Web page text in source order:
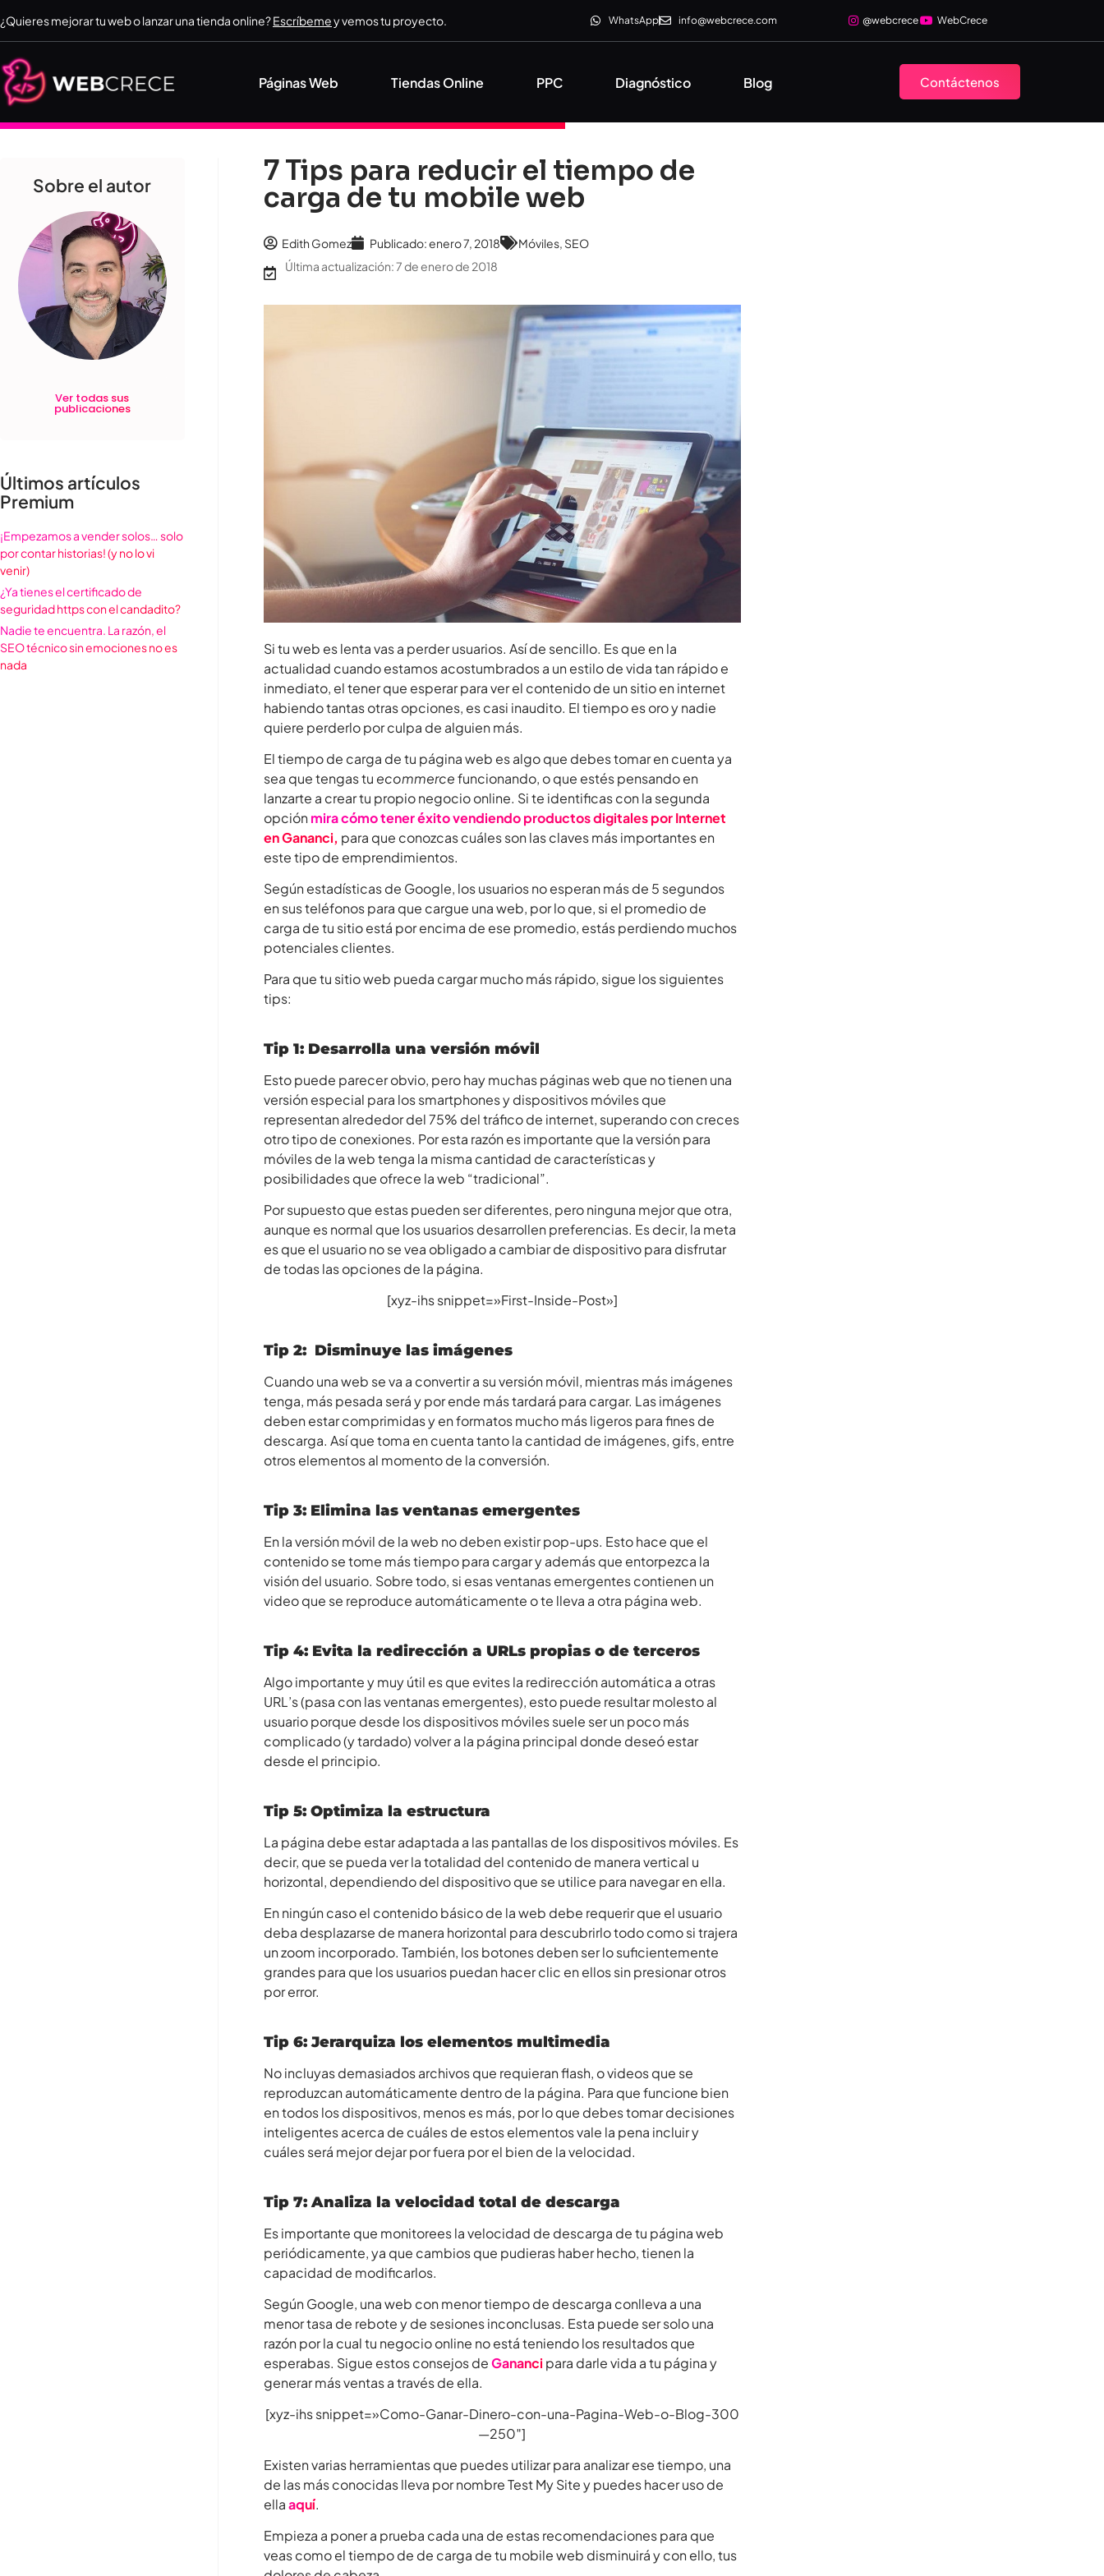
¿Quieres mejorar tu web o lanzar una tienda online?Escríbemey vemos tu proyecto. WhatsApp info@webcrece.com @webcrece WebCrece
Páginas Web Tiendas Online PPC Diagnóstico Blog Contáctenos
Sobre el autor
Ver todas sus
publicaciones
Últimos artículos
Premium
¡Empezamos a vender solos… solo
por contar historias! (y no lo vi
venir)
¿Ya tienes el certificado de
seguridad https con el candadito?
Nadie te encuentra. La razón, el
SEO técnico sin emociones no es
nada
7 Tips para reducir el tiempo de
carga de tu mobile web
Edith Gomez Publicado:enero 7, 2018 Móviles, SEO
Última actualización: 7 de enero de 2018
Si tu web es lenta vas a perder usuarios. Así de sencillo. Es que en la
actualidad cuando estamos acostumbrados a un estilo de vida tan rápido e
inmediato, el tener que esperar para ver el contenido de un sitio en internet
habiendo tantas otras opciones, es casi inaudito. El tiempo es oro y nadie
quiere perderlo por culpa de alguien más.
El tiempo de carga de tu página web es algo que debes tomar en cuenta ya
sea que tengas tu ecommercefuncionando, o que estés pensando en
lanzarte a crear tu propio negocio online. Si te identificas con la segunda
opciónmira cómo tener éxito vendiendo productos digitales por Internet
en Gananci, para que conozcas cuáles son las claves más importantes en
este tipo de emprendimientos.
Según estadísticas de Google, los usuarios no esperan más de 5 segundos
en sus teléfonos para que cargue una web, por lo que, si el promedio de
carga de tu sitio está por encima de ese promedio, estás perdiendo muchos
potenciales clientes.
Para que tu sitio web pueda cargar mucho más rápido, sigue los siguientes
tips:
Tip 1: Desarrolla una versión móvil
Esto puede parecer obvio, pero hay muchas páginas web que no tienen una
versión especial para los smartphones y dispositivos móviles que
representan alrededor del 75% del tráfico de internet, superando con creces
otro tipo de conexiones. Por esta razón es importante que la versión para
móviles de la web tenga la misma cantidad de características y
posibilidades que ofrece la web “tradicional”.
Por supuesto que estas pueden ser diferentes, pero ninguna mejor que otra,
aunque es normal que los usuarios desarrollen preferencias. Es decir, la meta
es que el usuario no se vea obligado a cambiar de dispositivo para disfrutar
de todas las opciones de la página.
[xyz-ihs snippet=»First-Inside-Post»]
Tip 2: Disminuye las imágenes
Cuando una web se va a convertir a su versión móvil, mientras más imágenes
tenga, más pesada será y por ende más tardará para cargar. Las imágenes
deben estar comprimidas y en formatos mucho más ligeros para fines de
descarga. Así que toma en cuenta tanto la cantidad de imágenes, gifs, entre
otros elementos al momento de la conversión.
Tip 3: Elimina las ventanas emergentes
En la versión móvil de la web no deben existir pop-ups. Esto hace que el
contenido se tome más tiempo para cargar y además que entorpezca la
visión del usuario. Sobre todo, si esas ventanas emergentes contienen un
video que se reproduce automáticamente o te lleva a otra página web.
Tip 4: Evita la redirección a URLs propias o de terceros
Algo importante y muy útil es que evites la redirección automática a otras
URL’s (pasa con las ventanas emergentes), esto puede resultar molesto al
usuario porque desde los dispositivos móviles suele ser un poco más
complicado (y tardado) volver a la página principal donde deseó estar
desde el principio.
Tip 5: Optimiza la estructura
La página debe estar adaptada a las pantallas de los dispositivos móviles. Es
decir, que se pueda ver la totalidad del contenido de manera vertical u
horizontal, dependiendo del dispositivo que se utilice para navegar en ella.
En ningún caso el contenido básico de la web debe requerir que el usuario
deba desplazarse de manera horizontal para descubrirlo todo como si trajera
un zoom incorporado. También, los botones deben ser lo suficientemente
grandes para que los usuarios puedan hacer clic en ellos sin presionar otros
por error.
Tip 6: Jerarquiza los elementos multimedia
No incluyas demasiados archivos que requieran flash, o videos que se
reproduzcan automáticamente dentro de la página. Para que funcione bien
en todos los dispositivos, menos es más, por lo que debes tomar decisiones
inteligentes acerca de cuáles de estos elementos vale la pena incluir y
cuáles será mejor dejar por fuera por el bien de la velocidad.
Tip 7: Analiza la velocidad total de descarga
Es importante que monitorees la velocidad de descarga de tu página web
periódicamente, ya que cambios que pudieras haber hecho, tienen la
capacidad de modificarlos.
Según Google, una web con menor tiempo de descarga conlleva a una
menor tasa de rebote y de sesiones inconclusas. Esta puede ser solo una
razón por la cual tu negocio online no está teniendo los resultados que
esperabas. Sigue estos consejos deGananci para darle vida a tu página y
generar más ventas a través de ella.
[xyz-ihs snippet=»Como-Ganar-Dinero-con-una-Pagina-Web-o-Blog-300
—250″]
Existen varias herramientas que puedes utilizar para analizar ese tiempo, una
de las más conocidas lleva por nombre Test My Site y puedes hacer uso de
ellaaquí.
Empieza a poner a prueba cada una de estas recomendaciones para que
veas como el tiempo de de carga de tu mobile web disminuirá y con ello, tus